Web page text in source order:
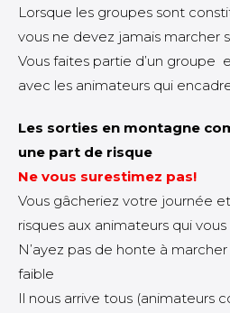
Lorsque les groupes sont
vous ne devez jamais marcher
Vous faites partie d’un groupe
avec les animateurs qui
Les sorties en montagne
une part de risque
Ne vous surestimez pas!
Vous gâcheriez votre journée
risques aux animateurs qui
N’ayez pas de honte à
faible
Il nous arrive tous (animateurs